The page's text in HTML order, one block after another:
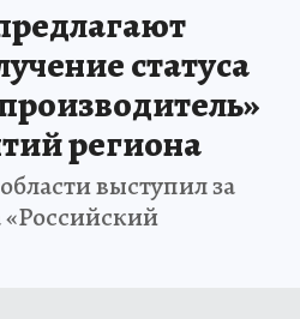
статуса
региона
выступил за
«Российский